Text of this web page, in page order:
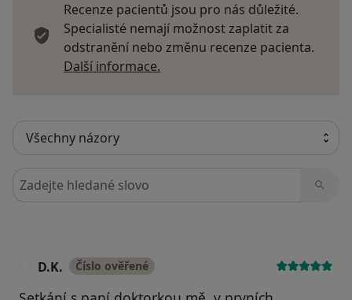
Recenze pacientů jsou pro nás důležité.
Specialisté nemají možnost zaplatit za
odstranění nebo změnu recenze pacienta.
Další informace.
Hledejte v názorech
D.K. Číslo ověřené